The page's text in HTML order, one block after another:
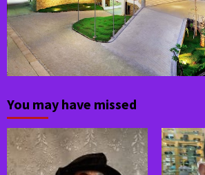
You may have missed